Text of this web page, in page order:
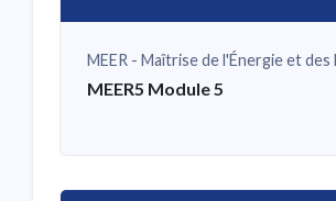
MEER5 Module 5